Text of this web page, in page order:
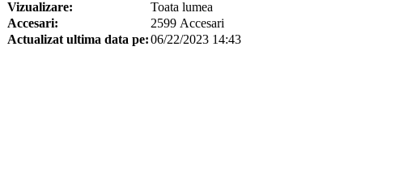
Vizualizare:
Toata lumea
Accesari:
2599 Accesari
Actualizat ultima data pe:06/22/2023 14:43